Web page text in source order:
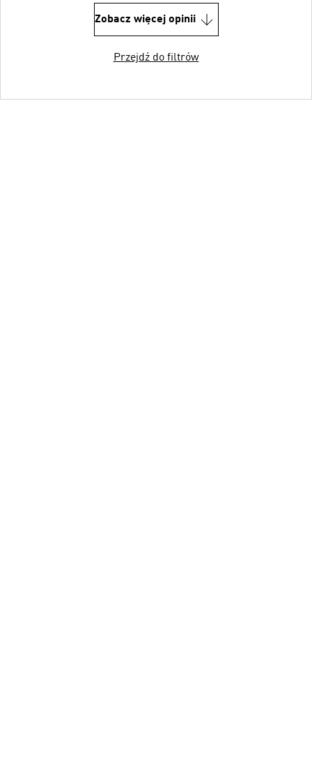
Zobacz więcej opinii
Przejdź do filtrów